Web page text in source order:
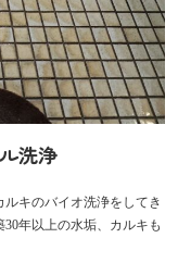
洗浄
キのバイオ洗浄をしてき
年以上の水垢、カルキも